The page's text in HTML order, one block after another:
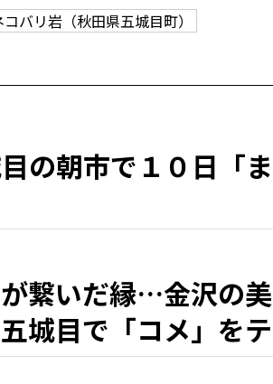
コバリ岩（秋田県五城目町）
の朝市で１０日「ま
繋いだ縁…金沢の美
城目で「コメ」をテ